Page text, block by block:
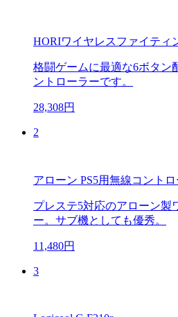
HORIワイヤレスファイティ
格闘ゲームに最適な6ボタン
ントローラーです。
28,308円
2
アローン PS5用無線コント
プレステ5対応のアローン製
ー。サブ機としても優秀。
11,480円
3